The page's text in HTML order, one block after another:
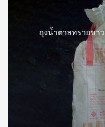
ถุงน้ำตาลทรายขาว